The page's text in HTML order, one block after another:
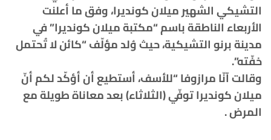
التشيكي الشهير ميلان كونديرا، وفق ما أعلنت
الأربعاء الناطقة باسم “مكتبة ميلان كونديرا” في
مدينة برنو التشيكية، حيث وُلد مؤلّف “كائن لا تُحتمل
خفّته”.
وقالت آنّا مرازوفا “للأسف، أستطيع أن أؤكّد لكم أنّ
ميلان كونديرا توفّي (الثلاثاء) بعد معاناة طويلة مع
المرض .